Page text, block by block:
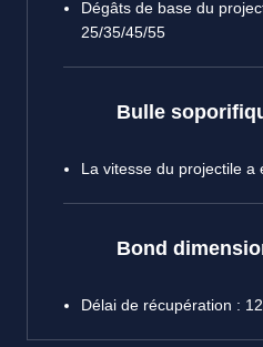
Dégâts de base du
25/35/45/55
Bulle
La vitesse du projectile a
Bond
Délai de récupération :